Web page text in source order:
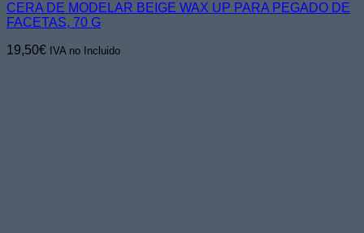
CERA DE MODELAR BEIGE WAX UP PARA PEGADO DE
FACETAS, 70 G
19,50€ IVA no Incluido